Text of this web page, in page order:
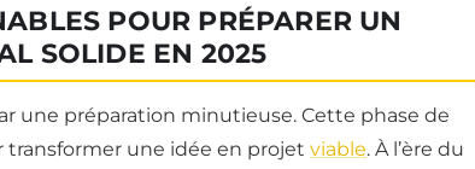
POUR PRÉPARER UN
SOLIDE EN 2025
une préparation minutieuse. Cette phase de
transformer une idée en projet viable. À l’ère du